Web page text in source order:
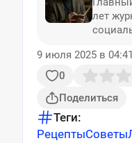
лет
9 июля 2025 в 04:41
0
Поделиться
Теги:
РецептыСоветы